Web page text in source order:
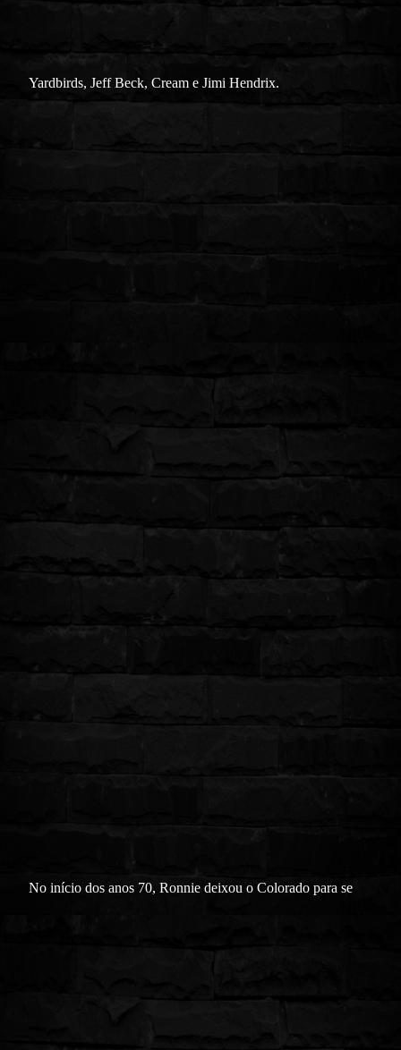
Yardbirds, Jeff Beck, Cream e Jimi Hendrix.
No início dos anos 70, Ronnie deixou o Colorado para se